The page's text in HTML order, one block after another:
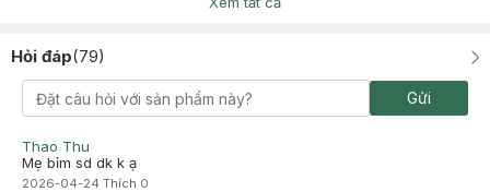
2025-06-03
Hasaki -2025-06-03
Hasaki xin chào! Hasaki cảm ơn Ngọc Thúy đã dành thời gian
Hasaki ngày càng phát triển hơn nữa về chất lượng dịch vụ.
Cảm ơn bạn đã tin tưởng và mua sắm tại Hasaki!
Hỏi đáp(79)
Gửi
Thao Thu
Mẹ bỉm sd dk k ạ
2026-04-24 Thích 0